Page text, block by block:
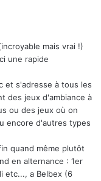
mais vrai !)
une rapide
et s'adresse à tous les
des jeux d'ambiance à
ou des jeux où on
encore d'autres types
quand même plutôt
en alternance : 1er
etc..., a Belbex (6